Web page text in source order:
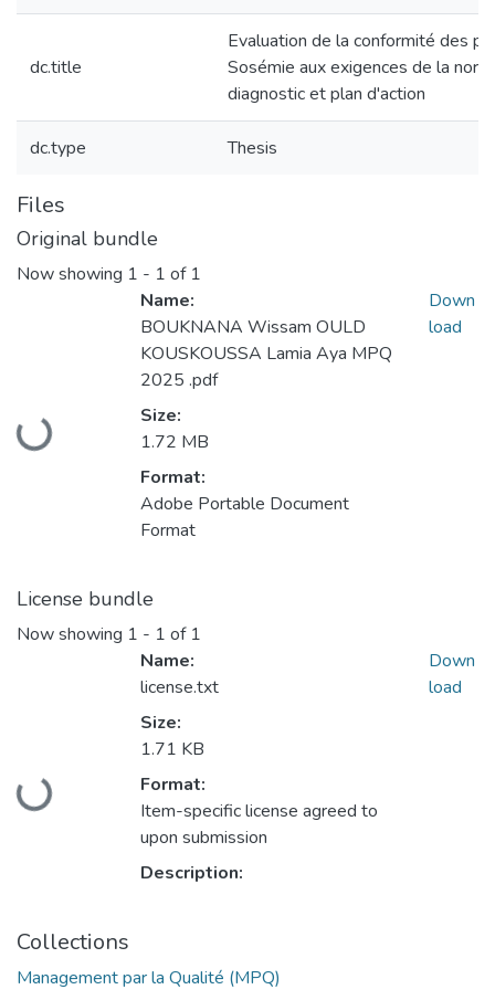
dc.title
Evaluation de la conformité des
Sosémie aux exigences de la
diagnostic et plan d'action
dc.type Thesis
Files
Original bundle
Now showing 1 - 1 of 1
Loading...
Name:
BOUKNANA Wissam OULD
KOUSKOUSSA Lamia Aya MPQ
2025 .pdf
Size:
1.72 MB
Format:
Adobe Portable Document
Format
Down
load
License bundle
Now showing 1 - 1 of 1
Loading...
Name:
license.txt
Size:
1.71 KB
Format:
Item-specific license agreed to
upon submission
Description:
Down
load
Collections
Management par la Qualité (MPQ)